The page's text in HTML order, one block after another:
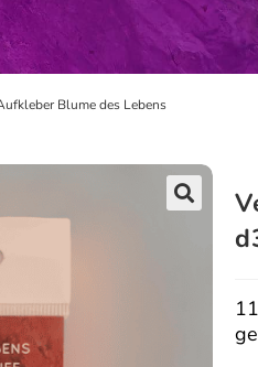
Blume des Lebens